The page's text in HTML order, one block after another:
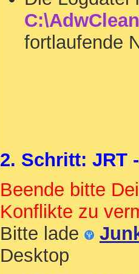
fortlaufende
2. Schritt: JRT
Beende bitte
Konflikte zu
Bitte lade
Desktop